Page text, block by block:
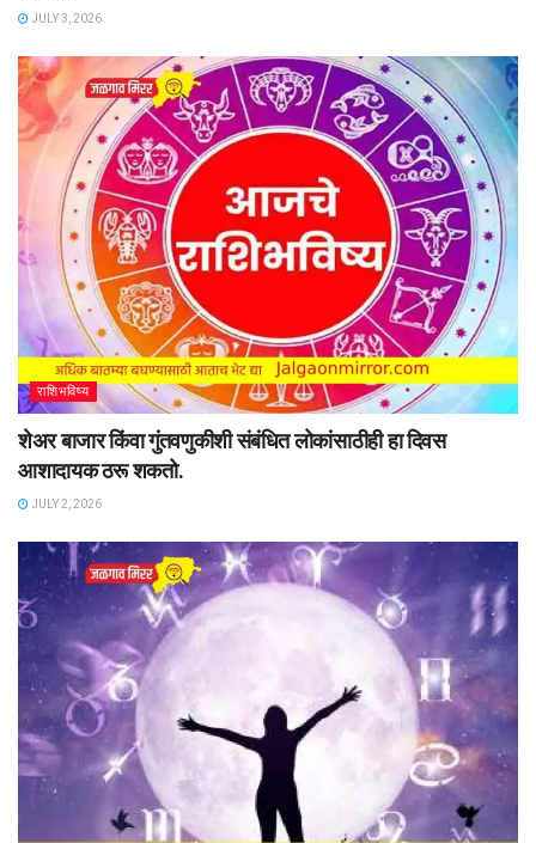
JULY 3, 2026
राशिभविष्य
शेअर बाजार किंवा गुंतवणुकीशी संबंधित लोकांसाठीही हा दिवस
आशादायक ठरू शकतो.
JULY 2, 2026